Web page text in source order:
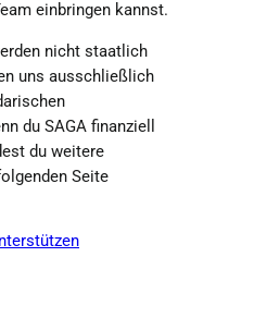
einbringen kannst.
nicht staatlich
uns ausschließlich
du SAGA finanziell
du weitere
Seite